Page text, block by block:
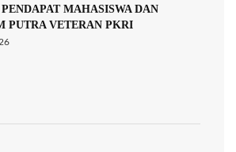
MAHASISWA DAN
PUTRA VETERAN PKRI